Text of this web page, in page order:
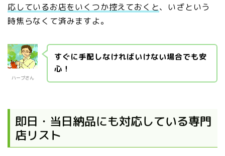
応しているお店をいくつか控えておくと、いざという
時焦らなくて済みますよ。
ハーブさん
すぐに手配しなければいけない場合でも安
心！
即日・当日納品にも対応している専門
店リスト